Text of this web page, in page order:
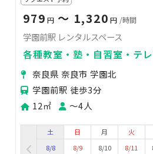
979 円 〜 1,320 円 /時間
学園前駅 レンタルスペース
各種教室・塾・自習室・テ
奈良県 奈良市 学園北
学園前駅 徒歩3分
12㎡
〜4人
土
8/8
日
8/9
月
8/10
火
8/11